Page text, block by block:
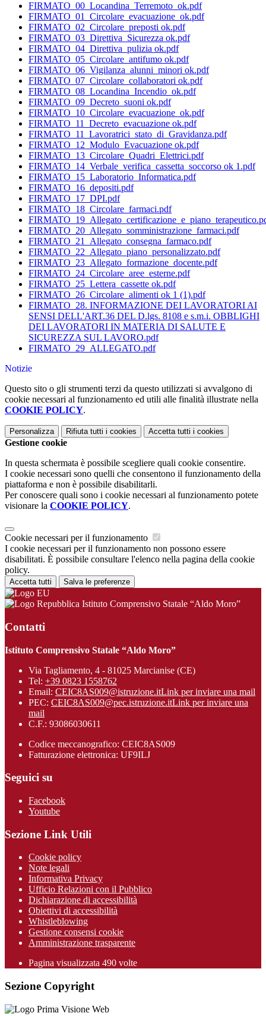
FIRMATO_00_Locandina_Terremoto_ok.pdf
FIRMATO_01_Circolare_evacuazione_ok.pdf
FIRMATO_02_Circolare_preposti ok.pdf
FIRMATO_03_Direttiva_Sicurezza ok.pdf
FIRMATO_04_Direttiva_pulizia ok.pdf
FIRMATO_05_Circolare_antifumo ok.pdf
FIRMATO_06_Vigilanza_alunni_minori ok.pdf
FIRMATO_07_Circolare_collaboratori ok.pdf
FIRMATO_08_Locandina_Incendio_ok.pdf
FIRMATO_09_Decreto_suoni ok.pdf
FIRMATO_10_Circolare_evacuazione_ok.pdf
FIRMATO_11_Decreto_evacuazione ok.pdf
FIRMATO_11_Lavoratrici_stato_di_Gravidanza.pdf
FIRMATO_12_Modulo_Evacuazione ok.pdf
FIRMATO_13_Circolare_Quadri_Elettrici.pdf
FIRMATO_14_Verbale_verifica_cassetta_soccorso ok 1.pdf
FIRMATO_15_Laboratorio_Informatica.pdf
FIRMATO_16_depositi.pdf
FIRMATO_17_DPI.pdf
FIRMATO_18_Circolare_farmaci.pdf
FIRMATO_20_Allegato_somministrazione_farmaci.pdf
FIRMATO_21_Allegato_consegna_farmaco.pdf
FIRMATO_22_Allegato_piano_personalizzato.pdf
FIRMATO_23_Allegato_formazione_docente.pdf
FIRMATO_24_Circolare_aree_esterne.pdf
FIRMATO_25_Lettera_cassette ok.pdf
FIRMATO_26_Circolare_alimenti ok 1 (1).pdf
FIRMATO_28. INFORMAZIONE DEI LAVORATORI AI
SENSI DELL'ART.36 DEL D.lgs. 8108 e s.m.i. OBBLIGHI
DEI LAVORATORI IN MATERIA DI SALUTE E
SICUREZZA SUL LAVORO.pdf
FIRMATO_29_ALLEGATO.pdf
Notizie
Questo sito o gli strumenti terzi da questo utilizzati si avvalgono di
cookie necessari al funzionamento ed utili alle finalità illustrate nella
COOKIE POLICY.
Personalizza Rifiuta tutti i cookies Accetta tutti i cookies
Gestione cookie
In questa schermata è possibile scegliere quali cookie consentire.
I cookie necessari sono quelli che consentono il funzionamento della
piattaforma e non è possibile disabilitarli.
Per conoscere quali sono i cookie necessari al funzionamento potete
visionare la COOKIE POLICY.
Cookie necessari per il funzionamento
I cookie necessari per il funzionamento non possono essere
disabilitati. È possibile consultare l'elenco nella pagina della cookie
policy.
Accetta tutti Salva le preferenze
Istituto Comprensivo Statale “Aldo Moro”
Contatti
Istituto Comprensivo Statale “Aldo Moro”
Via Tagliamento, 4 - 81025 Marcianise (CE)
Tel: +39 0823 1558762
Email: CEIC8AS009@istruzione.itLink per inviare una mail
PEC: CEIC8AS009@pec.istruzione.itLink per inviare una
mail
C.F.: 93086030611
Codice meccanografico: CEIC8AS009
Fatturazione elettronica: UF9ILJ
Seguici su
Facebook
Youtube
Sezione Link Utili
Cookie policy
Note legali
Informativa Privacy
Ufficio Relazioni con il Pubblico
Dichiarazione di accessibilità
Obiettivi di accessibilità
Whistleblowing
Gestione consensi cookie
Amministrazione trasparente
Pagina visualizzata 490 volte
Sezione Copyright